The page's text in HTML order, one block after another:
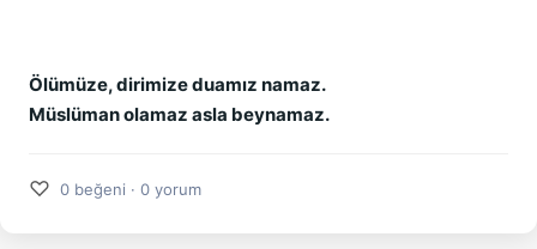
Ölümüze, dirimize duamız namaz.
Müslüman olamaz asla beynamaz.
♡ 0 beğeni · 0 yorum